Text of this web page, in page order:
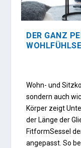
DER GANZ
Wohn- und
sondern auch
Körper zeigt
der Länge der
FitformSessel
angepasst. So